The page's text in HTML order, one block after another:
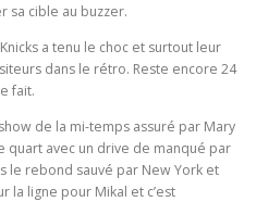
sa cible au buzzer.
a tenu le choc et surtout leur
dans le rétro. Reste encore 24
fait.
de la mi-temps assuré par Mary
quart avec un drive de manqué par
le rebond sauvé par New York et
la ligne pour Mikal et c’est